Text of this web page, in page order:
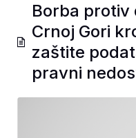
Borba protiv
Crnoj Gori
zaštite
pravni